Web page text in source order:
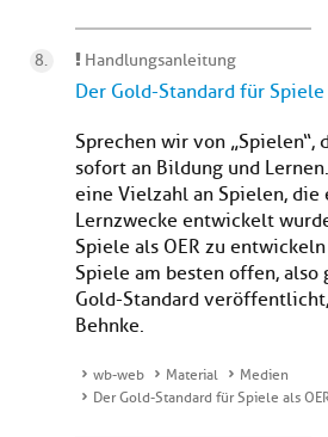
Handlungsanleitung
Der Gold-Standard für Spiele
Sprechen wir von „Spielen“,
sofort an Bildung und
eine Vielzahl an Spielen, die
Lernzwecke entwickelt
Spiele als OER zu
Spiele am besten offen, also
Gold-Standard
Behnke.
wb-web Material
Medien
Der Gold-Standard für Spiele als